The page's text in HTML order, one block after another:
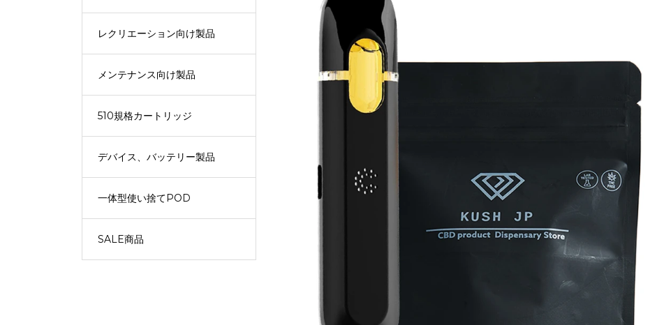
レクリエーション向け製品
メンテナンス向け製品
510規格カートリッジ
デバイス、バッテリー製品
一体型使い捨てPOD
SALE商品